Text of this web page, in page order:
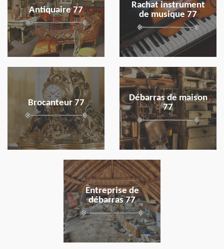
Antiquaire 77
Rachat instrument
de musique 77
Brocanteur 77
en savoir plus
Débarras de maison
77
en savoir plus
Entreprise de
débarras 77
en savoir plus